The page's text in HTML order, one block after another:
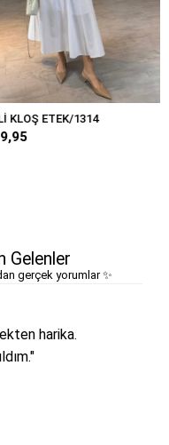
1314
Gelenler
gerçek yorumlar ✨
harika.